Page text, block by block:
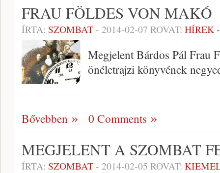
FRAU FÖLDES VON MAKÓ
ÍRTA: SZOMBAT- 2014-02-07 ROVAT: HÍREK
Megjelent Bárdos Pál Frau
önéletrajzi könyvének
Bővebben 0 Comments
MEGJELENT A SZOMBAT
ÍRTA: SZOMBAT- 2014-02-05 ROVAT: